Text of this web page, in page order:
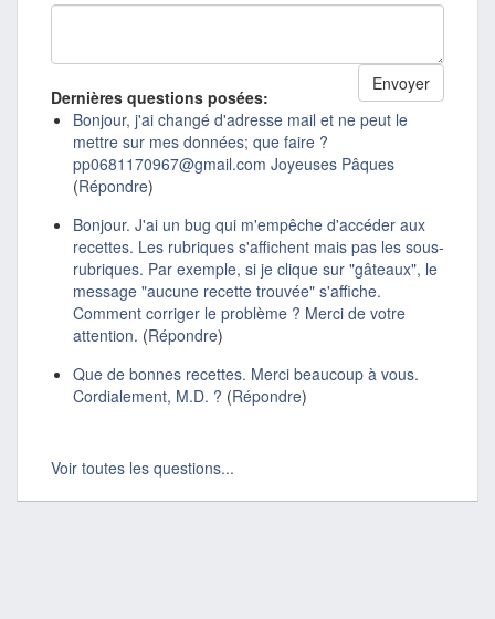
Dernières questions posées:
Bonjour, j'ai changé d'adresse mail et ne peut le
mettre sur mes données; que faire ?
pp0681170967@gmail.com Joyeuses Pâques
(Répondre)
Bonjour. J'ai un bug qui m'empêche d'accéder aux
recettes. Les rubriques s'affichent mais pas les sous-
rubriques. Par exemple, si je clique sur "gâteaux", le
message "aucune recette trouvée" s'affiche.
Comment corriger le problème ? Merci de votre
attention. (Répondre)
Que de bonnes recettes. Merci beaucoup à vous.
Cordialement, M.D. ? (Répondre)
Voir toutes les questions...